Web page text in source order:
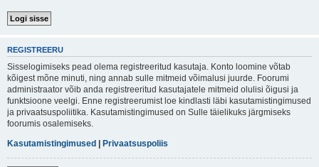
REGISTREERU
Sisselogimiseks pead olema registreeritud kasutaja. Konto loomine võtab
kõigest mõne minuti, ning annab sulle mitmeid võimalusi juurde. Foorumi
administraator võib anda registreeritud kasutajatele mitmeid olulisi õigusi ja
funktsioone veelgi. Enne registreerumist loe kindlasti läbi kasutamistingimused
ja privaatsuspoliitika. Kasutamistingimused on Sulle täielikuks järgmiseks
foorumis osalemiseks.
Kasutamistingimused | Privaatsuspoliis